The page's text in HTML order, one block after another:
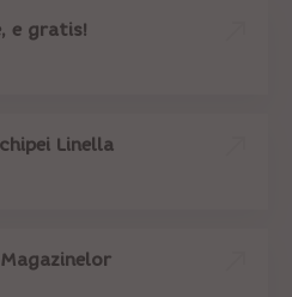
e gratis!
Linella